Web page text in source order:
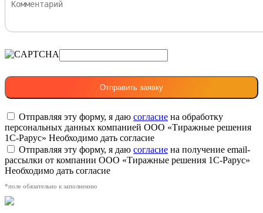
Отправляя эту форму, я даю согласие на обработку
персональных данных компанией ООО «Тиражные решения
1С-Рарус» Необходимо дать согласие
Отправляя эту форму, я даю согласие на получение email-
рассылки от компании ООО «Тиражные решения 1С-Рарус»
Необходимо дать согласие
*поле обязательно к заполнению